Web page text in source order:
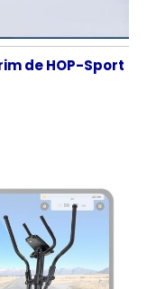
de HOP-Sport